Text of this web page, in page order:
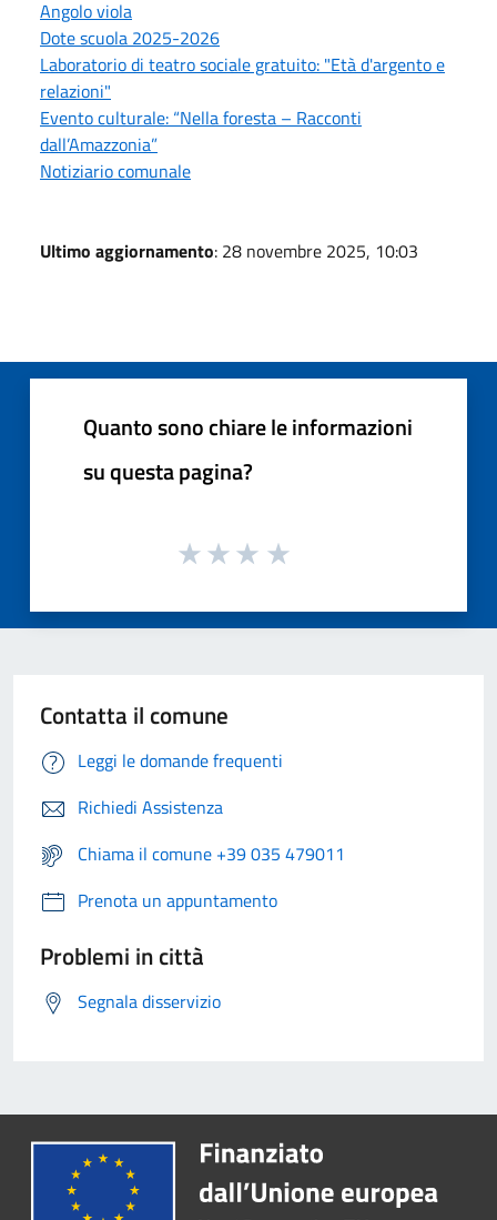
Angolo viola
Dote scuola 2025-2026
Laboratorio di teatro sociale gratuito: "Età d'argento e
relazioni"
Evento culturale: “Nella foresta – Racconti
dall’Amazzonia”
Notiziario comunale
Ultimo aggiornamento: 28 novembre 2025, 10:03
Quanto sono chiare le informazioni
su questa pagina?
Contatta il comune
Leggi le domande frequenti
Richiedi Assistenza
Chiama il comune +39 035 479011
Prenota un appuntamento
Problemi in città
Segnala disservizio